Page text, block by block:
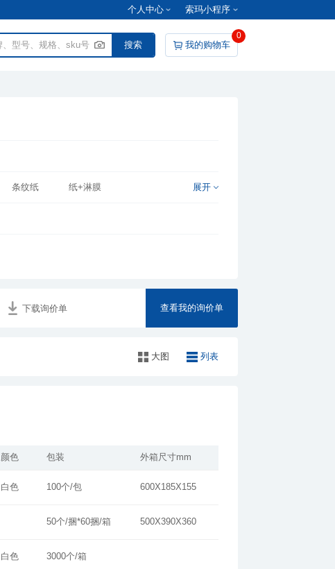
个人中心 索玛小程序
我的购物车
0
条纹纸 纸+淋膜 展开
下载询价单 查看我的询价单
大图 列表
颜色 包装 外箱尺寸mm
白色 100个/包 600X185X155
50个/捆*60捆/箱 500X390X360
白色 3000个/箱